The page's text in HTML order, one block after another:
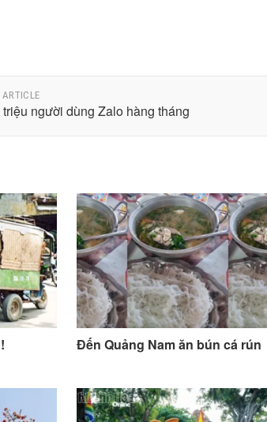
ARTICLE
triệu người dùng Zalo hàng tháng
Đến Quảng Nam ăn bún cá rún